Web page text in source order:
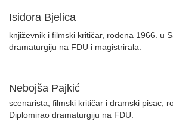
Isidora Bjelica
književnik i filmski kritičar, rođena 1966. u
dramaturgiju na FDU i magistrirala.
Nebojša Pajkić
scenarista, filmski kritičar i dramski pisac,
Diplomirao dramaturgiju na FDU.